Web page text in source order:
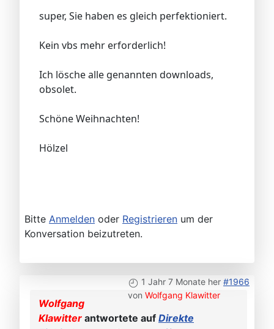
super, Sie haben es gleich perfektioniert.
Kein vbs mehr erforderlich!
Ich lösche alle genannten downloads,
obsolet.
Schöne Weihnachten!
Hölzel
Bitte Anmelden oder Registrieren um der
Konversation beizutreten.
1 Jahr 7 Monate her #1966
von Wolfgang Klawitter
Wolfgang
Klawitter antwortete auf Direkte